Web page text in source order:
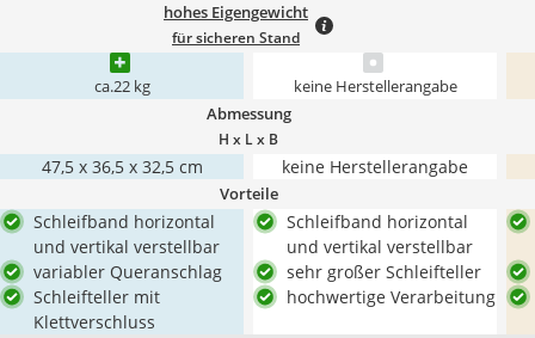
hohes Eigengewicht
für sicheren Stand
ca.22 kg keine Herstellerangabe
Abmessung
H x L x B
47,5 x 36,5 x 32,5 cm keine Herstellerangabe
Vorteile
Schleifband horizontal
und vertikal verstellbar
variabler Queranschlag
Schleifteller mit
Klettverschluss
Schleifband horizontal
und vertikal verstellbar
sehr großer Schleifteller
hochwertige Verarbeitung